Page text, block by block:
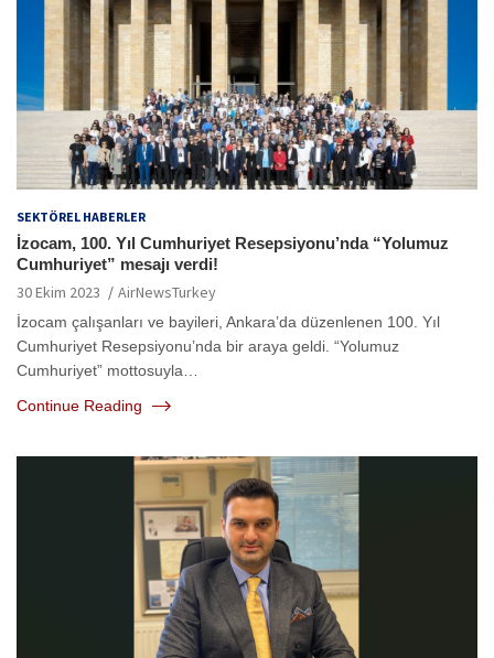
SEKTÖREL HABERLER
İzocam, 100. Yıl Cumhuriyet Resepsiyonu’nda “Yolumuz
Cumhuriyet” mesajı verdi!
30 Ekim 2023 AirNewsTurkey
İzocam çalışanları ve bayileri, Ankara’da düzenlenen 100. Yıl
Cumhuriyet Resepsiyonu’nda bir araya geldi. “Yolumuz
Cumhuriyet” mottosuyla…
Continue Reading